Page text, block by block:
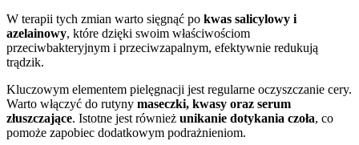
W terapii tych zmian warto sięgnąć po kwas salicylowy i
azelainowy, które dzięki swoim właściwościom
przeciwbakteryjnym i przeciwzapalnym, efektywnie redukują
trądzik.
Kluczowym elementem pielęgnacji jest regularne oczyszczanie cery.
Warto włączyć do rutyny maseczki, kwasy oraz serum
złuszczające. Istotne jest również unikanie dotykania czoła, co
pomoże zapobiec dodatkowym podrażnieniom.